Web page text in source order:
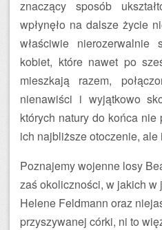
znaczący sposób
wpłynęło na dalsze życie
właściwie
kobiet, które nawet po
mieszkają razem,
nienawiści i wyjątkowo
których natury do końca
ich najbliższe otoczenie, ale
Poznajemy wojenne losy
zaś okoliczności, w jakich
Helene Feldmann oraz
przyszywanej córki, ni to